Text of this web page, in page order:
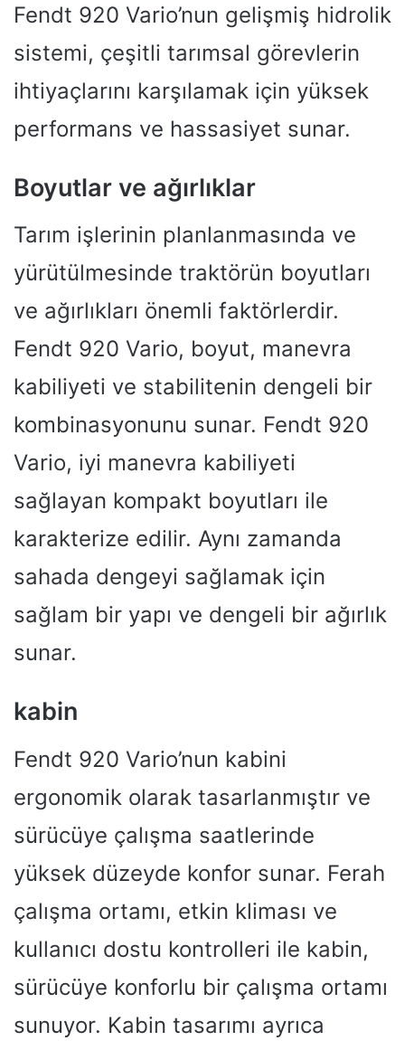
Fendt 920 Vario’nun gelişmiş hidrolik
sistemi, çeşitli tarımsal görevlerin
ihtiyaçlarını karşılamak için yüksek
performans ve hassasiyet sunar.
Boyutlar ve ağırlıklar
Tarım işlerinin planlanmasında ve
yürütülmesinde traktörün boyutları
ve ağırlıkları önemli faktörlerdir.
Fendt 920 Vario, boyut, manevra
kabiliyeti ve stabilitenin dengeli bir
kombinasyonunu sunar. Fendt 920
Vario, iyi manevra kabiliyeti
sağlayan kompakt boyutları ile
karakterize edilir. Aynı zamanda
sahada dengeyi sağlamak için
sağlam bir yapı ve dengeli bir ağırlık
sunar.
kabin
Fendt 920 Vario’nun kabini
ergonomik olarak tasarlanmıştır ve
sürücüye çalışma saatlerinde
yüksek düzeyde konfor sunar. Ferah
çalışma ortamı, etkin kliması ve
kullanıcı dostu kontrolleri ile kabin,
sürücüye konforlu bir çalışma ortamı
sunuyor. Kabin tasarımı ayrıca